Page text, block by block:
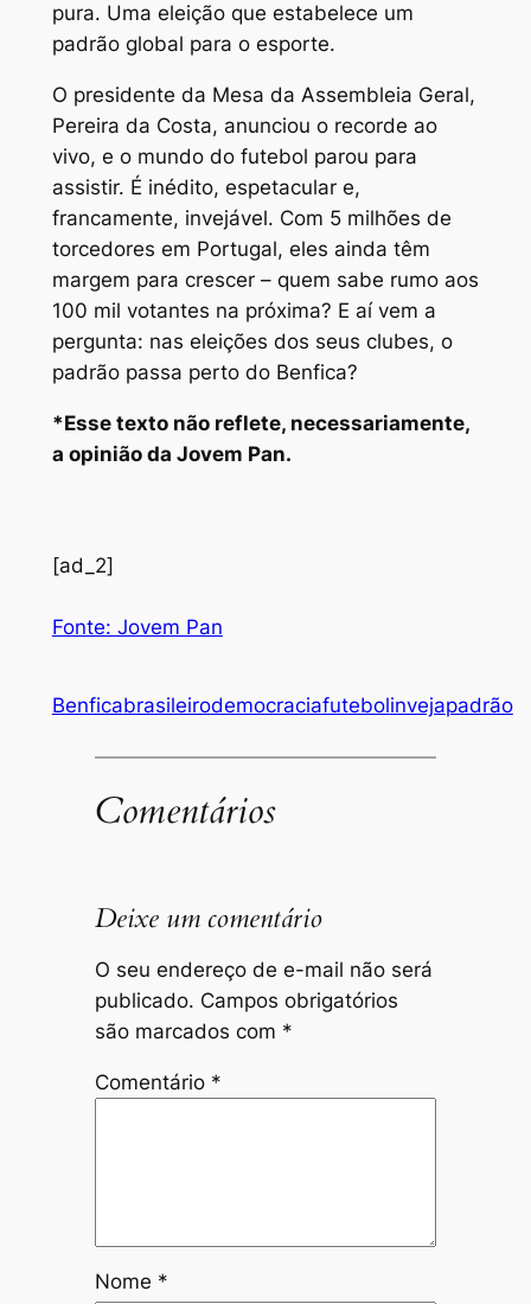
pura. Uma eleição que estabelece um
padrão global para o esporte.
O presidente da Mesa da Assembleia Geral,
Pereira da Costa, anunciou o recorde ao
vivo, e o mundo do futebol parou para
assistir. É inédito, espetacular e,
francamente, invejável. Com 5 milhões de
torcedores em Portugal, eles ainda têm
margem para crescer – quem sabe rumo aos
100 mil votantes na próxima? E aí vem a
pergunta: nas eleições dos seus clubes, o
padrão passa perto do Benfica?
*Esse texto não reflete, necessariamente,
a opinião da Jovem Pan.
[ad_2]
Fonte: Jovem Pan
Benficabrasileirodemocraciafutebolinvejapadrão
Comentários
Deixe um comentário
O seu endereço de e-mail não será
publicado. Campos obrigatórios
são marcados com *
Comentário *
Nome *